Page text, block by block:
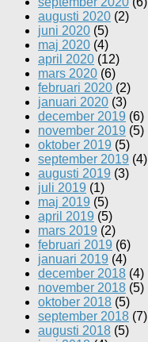
augusti 2020 (2)
juni 2020 (5)
maj 2020 (4)
april 2020 (12)
mars 2020 (6)
februari 2020 (2)
januari 2020 (3)
december 2019 (6)
november 2019 (5)
oktober 2019 (5)
september 2019 (4)
augusti 2019 (3)
juli 2019 (1)
maj 2019 (5)
april 2019 (5)
mars 2019 (2)
februari 2019 (6)
januari 2019 (4)
december 2018 (4)
november 2018 (5)
oktober 2018 (5)
september 2018 (7)
augusti 2018 (5)